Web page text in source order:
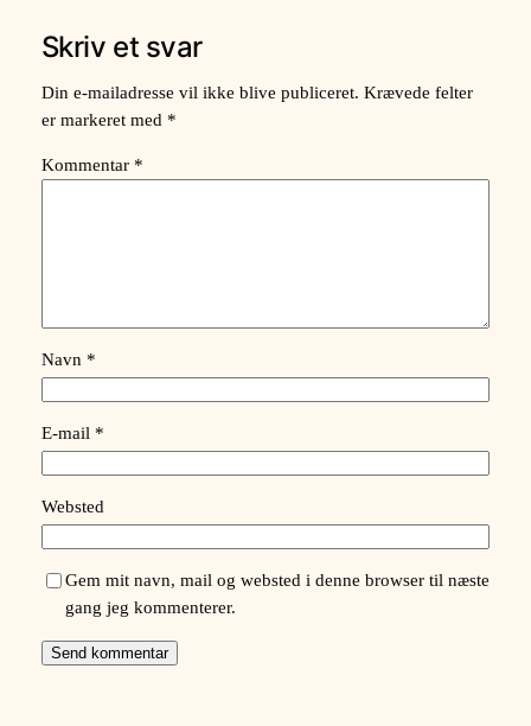
Skriv et svar
Din e-mailadresse vil ikke blive publiceret. Krævede felter
er markeret med *
Kommentar *
Navn *
E-mail *
Websted
Gem mit navn, mail og websted i denne browser til næste
gang jeg kommenterer.